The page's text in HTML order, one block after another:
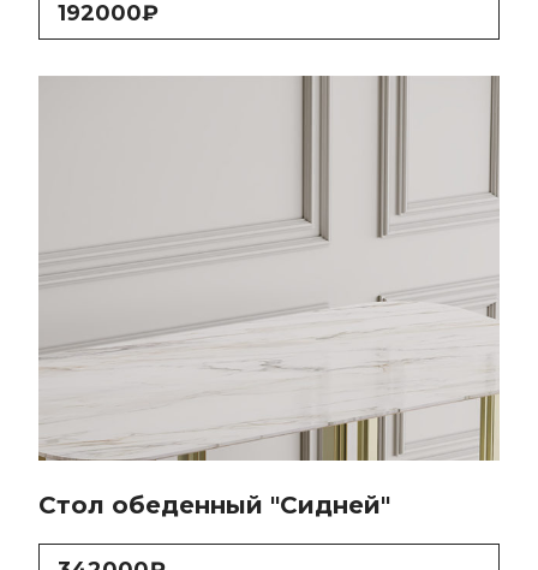
192000₽
Стол обеденный "Сидней"